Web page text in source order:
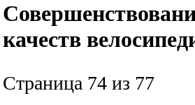
качеств
Страница 74 из 77